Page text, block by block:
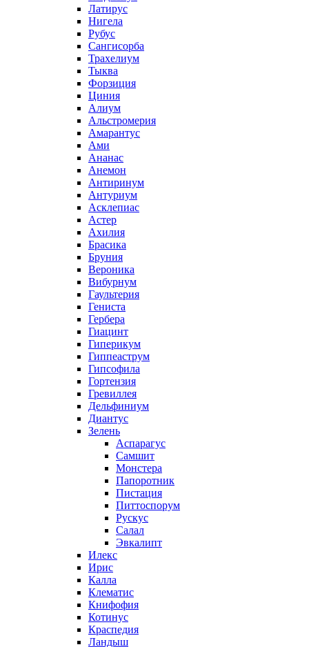
Латирус
Нигела
Рубус
Сангисорба
Трахелиум
Тыква
Форзиция
Циния
Алиум
Альстромерия
Амарантус
Ами
Ананас
Анемон
Антиринум
Антуриум
Асклепиас
Астер
Ахилия
Брасика
Бруния
Вероника
Вибурнум
Гаультерия
Гениста
Гербера
Гиацинт
Гиперикум
Гиппеаструм
Гипсофила
Гортензия
Гревиллея
Дельфиниум
Диантус
Зелень
Аспарагус
Самшит
Монстера
Папоротник
Пистация
Питтоспорум
Рускус
Салал
Эвкалипт
Илекс
Ирис
Калла
Клематис
Книфофия
Котинус
Краспедия
Ландыш